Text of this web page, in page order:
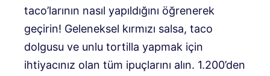
taco’larının nasıl yapıldığını öğrenerek
geçirin! Geleneksel kırmızı salsa, taco
dolgusu ve unlu tortilla yapmak için
ihtiyacınız olan tüm ipuçlarını alın. 1.200’den